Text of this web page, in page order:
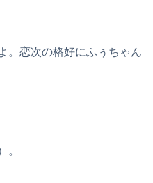
。恋次の格好にふぅちゃん
。